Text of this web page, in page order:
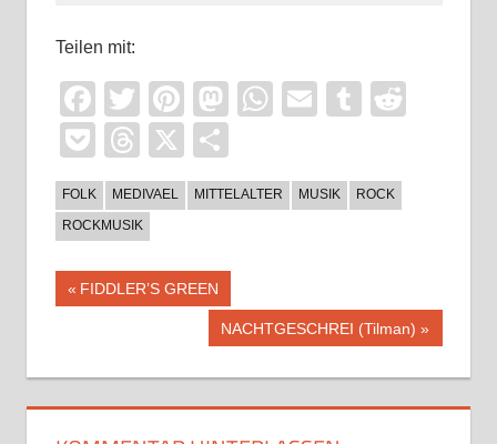
Teilen mit:
Facebook
TwitterPinterest
Mastodon
WhatsApp
EmailTumblr
PocketThreads
X
FOLK MEDIVAEL MITTELALTER MUSIK
ROCK
ROCKMUSIK
Beitragsnavigation
Vorheriger
FIDDLER’S GREEN
Nächster
NACHTGESCHREI (Tilman)